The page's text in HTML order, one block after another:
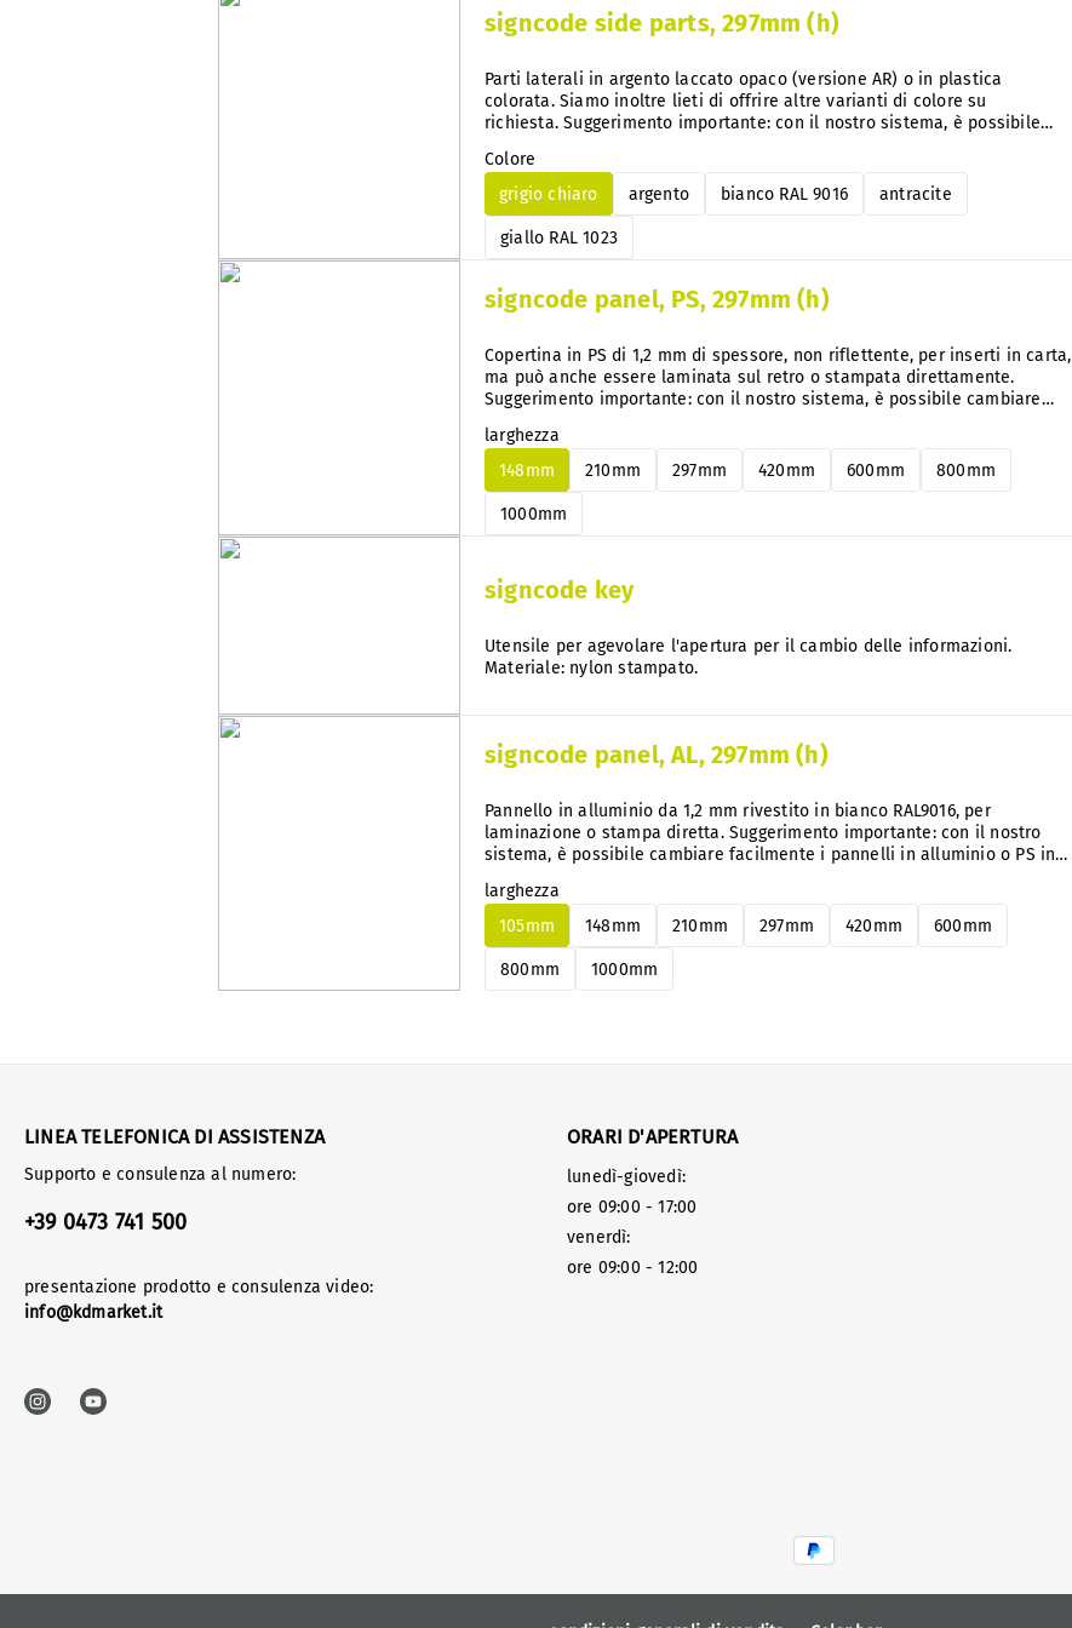
signcode side parts, 297mm (h)
Parti laterali in argento laccato opaco (versione AR) o in plastica
colorata. Siamo inoltre lieti di offrire altre varianti di colore su
richiesta. Suggerimento importante: con il nostro sistema, è possibile
secondo momento, senza doverlo smontare.
Colore
grigio chiaro
argento bianco RAL 9016 antracite
giallo RAL 1023
signcode panel, PS, 297mm (h)
Copertina in PS di 1,2 mm di spessore, non riflettente, per inserti in carta,
ma può anche essere laminata sul retro o stampata direttamente.
Suggerimento importante: con il nostro sistema, è possibile cambiare
secondo momento, senza smontarli.
larghezza
148mm
210mm 297mm 420mm 600mm 800mm
1000mm
signcode key
Utensile per agevolare l'apertura per il cambio delle informazioni.
Materiale: nylon stampato.
signcode panel, AL, 297mm (h)
Pannello in alluminio da 1,2 mm rivestito in bianco RAL9016, per
laminazione o stampa diretta. Suggerimento importante: con il nostro
sistema, è possibile cambiare facilmente i pannelli in alluminio o PS in
larghezza
105mm
148mm 210mm 297mm 420mm 600mm
800mm 1000mm
LINEA TELEFONICA DI ASSISTENZA
Supporto e consulenza al numero:
+39 0473 741 500
presentazione prodotto e consulenza video:
info@kdmarket.it
ORARI D'APERTURA
lunedì-giovedì:
ore 09:00 - 17:00
venerdì:
ore 09:00 - 12:00